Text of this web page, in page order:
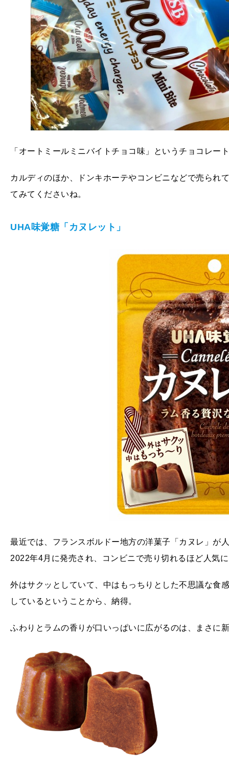
「オートミールミニバイトチョコ味」というチョコレ
カルディのほか、ドンキホーテやコンビニなどで売られ
てみてくださいね。
UHA味覚糖「カヌレット」
最近では、フランスボルドー地方の洋菓子「カヌレ」が
2022年4月に発売され、コンビニで売り切れるほど人気
外はサクッとしていて、中はもっちりとした不思議な食
しているということから、納得。
ふわりとラムの香りが口いっぱいに広がるのは、まさに